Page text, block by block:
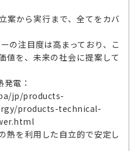
案から実行まで、全てをカバ
の注目度は高まっており、こ
値を、未来の社会に提案して
電：
jp/products-
products-technical-
熱を利用した自立的で安定し